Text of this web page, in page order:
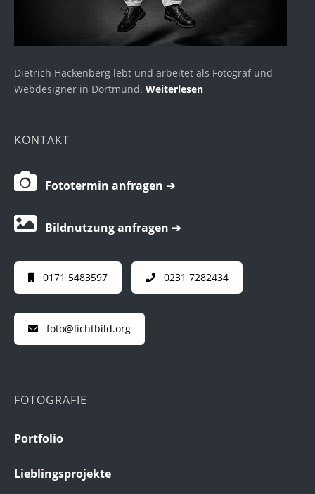
Dietrich Hackenberg lebt und arbeitet als Fotograf und
Webdesigner in Dortmund. Weiterlesen
KONTAKT
Fototermin anfragen ➔
Bildnutzung anfragen ➔
0171 5483597 0231 7282434
foto@lichtbild.org
FOTOGRAFIE
Portfolio
Lieblingsprojekte